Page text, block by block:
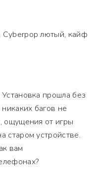
Cyberpop лютый, кайф
прошла без
багов не
ощущения от игры
старом устройстве.
вам